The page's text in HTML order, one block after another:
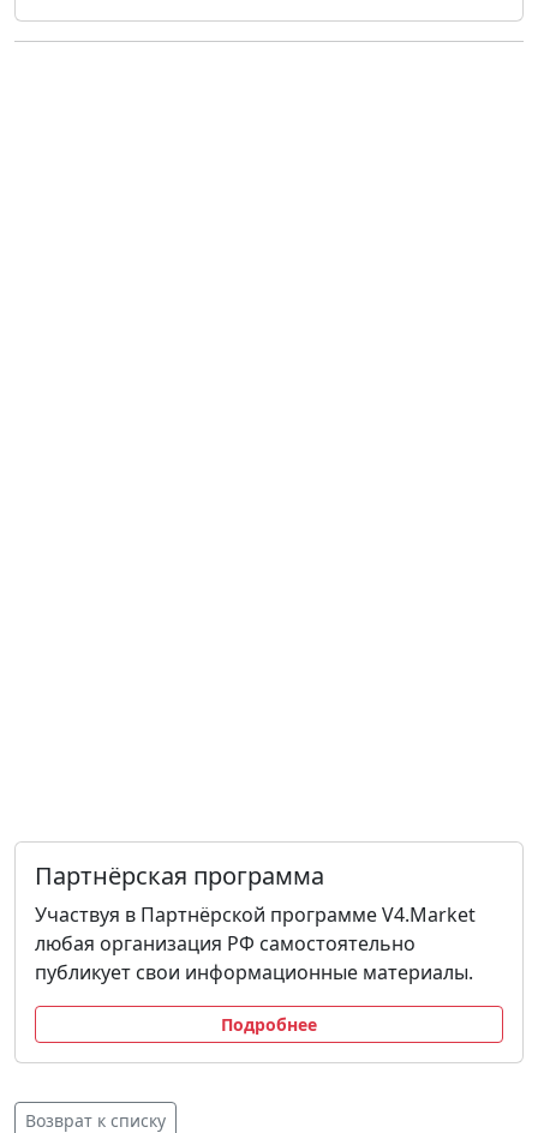
Партнёрская программа
Участвуя в Партнёрской программе V4.Market
любая организация РФ самостоятельно
публикует свои информационные материалы.
Подробнее
Возврат к списку